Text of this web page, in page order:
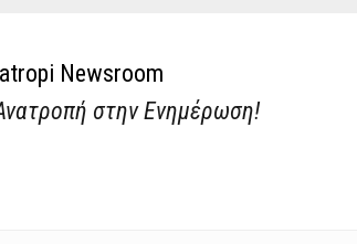
Newsroom
στην Ενημέρωση!